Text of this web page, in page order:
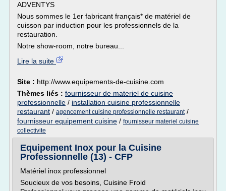
ADVENTYS
Nous sommes le 1er fabricant français* de matériel de
cuisson par induction pour les professionnels de la
restauration.
Notre show-room, notre bureau...
Lire la suite
Site : http://www.equipements-de-cuisine.com
Thèmes liés : fournisseur de materiel de cuisine
professionnelle / installation cuisine professionnelle
restaurant / agencement cuisine professionnelle restaurant/
fournisseur equipement cuisine / fournisseur materiel cuisine
collectivite
Equipement Inox pour la Cuisine
Professionnelle (13) - CFP
Matériel inox professionnel
Soucieux de vos besoins, Cuisine Froid